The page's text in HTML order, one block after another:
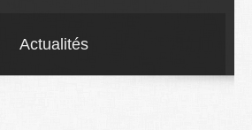
Actualités